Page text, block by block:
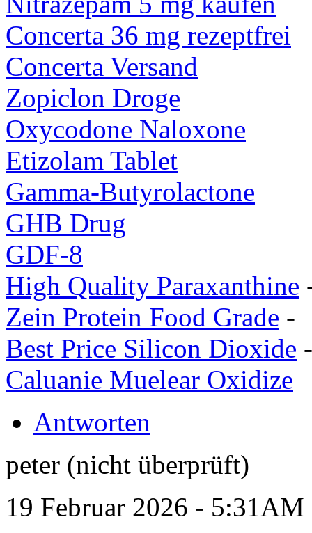
Concerta 36 mg rezeptfrei
Concerta Versand
Zopiclon Droge
Oxycodone Naloxone
Etizolam Tablet
Gamma-Butyrolactone
GHB Drug
GDF-8
High Quality Paraxanthine
Zein Protein Food Grade -
Best Price Silicon Dioxide -
Caluanie Muelear Oxidize
Antworten
peter (nicht überprüft)
19 Februar 2026 - 5:31AM